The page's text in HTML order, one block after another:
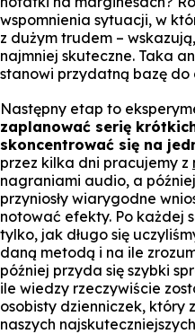
wspomnienia sytuacji, w
z dużym trudem –
najmniej skuteczne. Taka
stanowi przydatną bazę do
Następny etap to
zaplanować serię
skoncentrować się na
przez kilka dni pracujemy z
nagraniami audio, a
przyniosły wiarygodne
notować efekty. Po każdej
tylko, jak długo się
daną metodą i na ile
później przyda się szybki
ile wiedzy rzeczywiście
osobisty dzienniczek, który
naszych